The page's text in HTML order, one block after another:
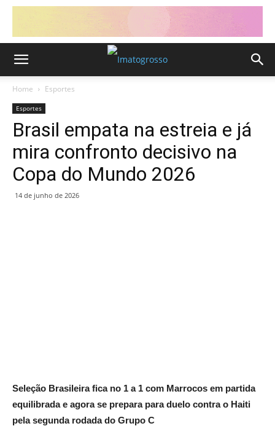
Home Esportes
Esportes
Brasil empata na estreia e já
mira confronto decisivo na
Copa do Mundo 2026
14 de junho de 2026
Seleção Brasileira fica no 1 a 1 com Marrocos em partida
equilibrada e agora se prepara para duelo contra o Haiti
pela segunda rodada do Grupo C